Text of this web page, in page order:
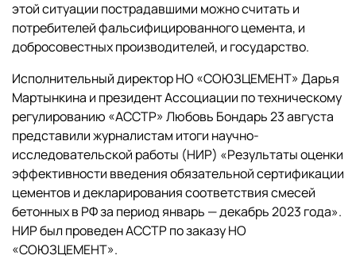
этой ситуации пострадавшими можно считать и
потребителей фальсифицированного цемента, и
добросовестных производителей, и государство.
Исполнительный директор НО «СОЮЗЦЕМЕНТ» Дарья
Мартынкина и президент Ассоциации по техническому
регулированию «АССТР» Любовь Бондарь 23 августа
представили журналистам итоги научно-
исследовательской работы (НИР) «Результаты оценки
эффективности введения обязательной сертификации
цементов и декларирования соответствия смесей
бетонных в РФ за период январь — декабрь 2023 года».
НИР был проведен АССТР по заказу НО
«СОЮЗЦЕМЕНТ».